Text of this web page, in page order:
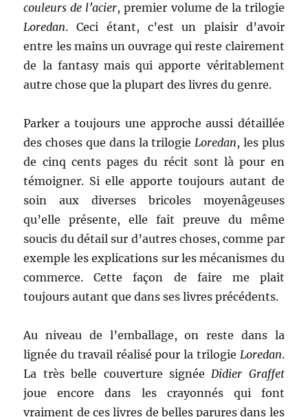
couleurs de l’acier, premier volume de la trilogie
Loredan. Ceci étant, c’est un plaisir d’avoir
entre les mains un ouvrage qui reste clairement
de la fantasy mais qui apporte véritablement
autre chose que la plupart des livres du genre.
Parker a toujours une approche aussi détaillée
des choses que dans la trilogieLoredan, les plus
de cinq cents pages du récit sont là pour en
témoigner. Si elle apporte toujours autant de
soin aux diverses bricoles moyenâgeuses
qu’elle présente, elle fait preuve du même
soucis du détail sur d’autres choses, comme par
exemple les explications sur les mécanismes du
commerce. Cette façon de faire me plait
toujours autant que dans ses livres précédents.
Au niveau de l’emballage, on reste dans la
lignée du travail réalisé pour la trilogie Loredan.
La très belle couverture signéeDidier Graffet
joue encore dans les crayonnés qui font
vraiment de ces livres de belles parures dans les